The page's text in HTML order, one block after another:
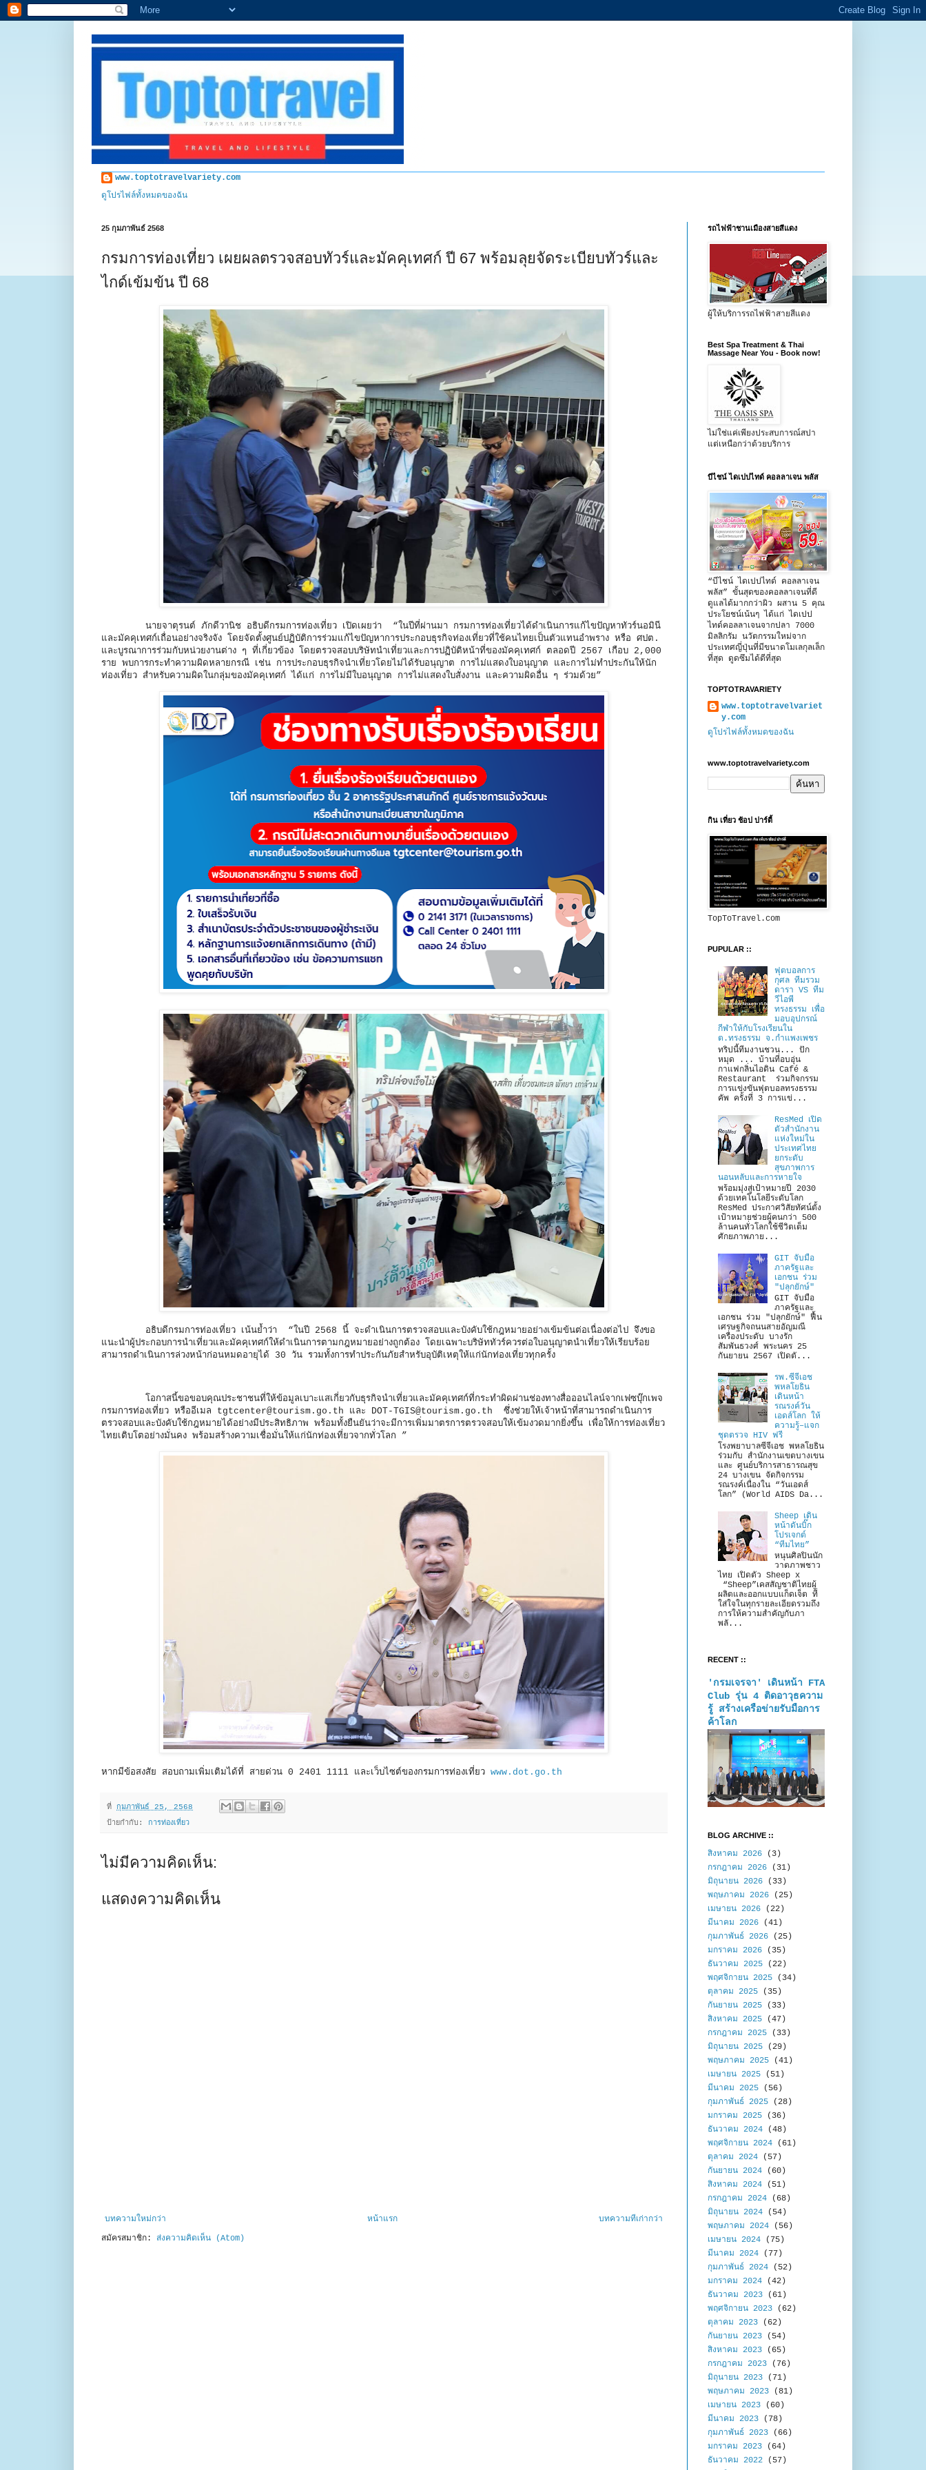
www.toptotravelvariety.com
ดูโปรไฟล์ทั้งหมดของฉัน
25 กุมภาพันธ์ 2568
กรมการท่องเที่ยว เผยผลตรวจสอบทัวร์และมัคคุเทศก์ ปี 67 พร้อมลุยจัดระเบียบทัวร์และ
ไกด์เข้มข้น ปี 68
นายจาตุรนต์ ภักดีวานิช อธิบดีกรมการท่องเที่ยว เปิดเผยว่า “ในปีที่ผ่านมา กรมการท่องเที่ยวได้ดำเนินการแก้ไขปัญหาทัวร์นอมินี
และมัคคุเทศก์เถื่อนอย่างจริงจัง โดยจัดตั้งศูนย์ปฏิบัติการร่วมแก้ไขปัญหาการประกอบธุรกิจท่องเที่ยวที่ใช้คนไทยเป็นตัวแทนอำพราง หรือ ศปต.
และบูรณาการร่วมกับหน่วยงานต่าง ๆ ที่เกี่ยวข้อง โดยตรวจสอบบริษัทนำเที่ยวและการปฏิบัติหน้าที่ของมัคคุเทศก์ ตลอดปี 2567 เกือบ 2,000
ราย พบการกระทำความผิดหลายกรณี เช่น การประกอบธุรกิจนำเที่ยวโดยไม่ได้รับอนุญาต การไม่แสดงใบอนุญาต และการไม่ทำประกันให้นัก
ท่องเที่ยว สำหรับความผิดในกลุ่มของมัคคุเทศก์ ได้แก่ การไม่มีใบอนุญาต การไม่แสดงใบสั่งงาน และความผิดอื่น ๆ ร่วมด้วย”
อธิบดีกรมการท่องเที่ยว เน้นย้ำว่า “ในปี 2568 นี้ จะดำเนินการตรวจสอบและบังคับใช้กฎหมายอย่างเข้มข้นต่อเนื่องต่อไป จึงขอ
แนะนำผู้ประกอบการนำเที่ยวและมัคคุเทศก์ให้ดำเนินการตามกฎหมายอย่างถูกต้อง โดยเฉพาะบริษัททัวร์ควรต่อใบอนุญาตนำเที่ยวให้เรียบร้อย
สามารถดำเนินการล่วงหน้าก่อนหมดอายุได้ 30 วัน รวมทั้งการทำประกันภัยสำหรับอุบัติเหตุให้แก่นักท่องเที่ยวทุกครั้ง
โอกาสนี้ขอขอบคุณประชาชนที่ให้ข้อมูลเบาะแสเกี่ยวกับธุรกิจนำเที่ยวและมัคคุเทศก์ที่กระทำผิดผ่านช่องทางสื่อออนไลน์จากเฟซบุ๊กเพจ
กรมการท่องเที่ยว หรืออีเมล tgtcenter@tourism.go.th และ DOT-TGIS@tourism.go.th ซึ่งช่วยให้เจ้าหน้าที่สามารถดำเนินการ
ตรวจสอบและบังคับใช้กฎหมายได้อย่างมีประสิทธิภาพ พร้อมทั้งยืนยันว่าจะมีการเพิ่มมาตรการตรวจสอบให้เข้มงวดมากยิ่งขึ้น เพื่อให้การท่องเที่ยว
ไทยเติบโตอย่างมั่นคง พร้อมสร้างความเชื่อมั่นให้แก่นักท่องเที่ยวจากทั่วโลก ”
หากมีข้อสงสัย สอบถามเพิ่มเติมได้ที่ สายด่วน 0 2401 1111 และเว็บไซต์ของกรมการท่องเที่ยว www.dot.go.th
ที่ กุมภาพันธ์ 25, 2568
ป้ายกำกับ: การท่องเที่ยว
ไม่มีความคิดเห็น:
แสดงความคิดเห็น
บทความใหม่กว่า บทความที่เก่ากว่า
หน้าแรก
สมัครสมาชิก: ส่งความคิดเห็น (Atom)
รถไฟฟ้าชานเมืองสายสีแดง
ผู้ให้บริการรถไฟฟ้าสายสีแดง
Best Spa Treatment & Thai
Massage Near You - Book now!
ไม่ใช่แค่เพียงประสบการณ์สปา
แต่เหนือกว่าด้วยบริการ
บีไชน์ ไดเปปไทด์ คอลลาเจน พลัส
“บีไชน์ ไดเปปไทด์ คอลลาเจน
พลัส” ขั้นสุดของคอลลาเจนที่ดี
ดูแลได้มากกว่าผิว ผสาน 5 คุณ
ประโยชน์เน้นๆ ได้แก่ ไดเปป
ไทด์คอลลาเจนจากปลา 7000
มิลลิกรัม นวัตกรรมใหม่จาก
ประเทศญี่ปุ่นที่มีขนาดโมเลกุลเล็ก
ที่สุด ดูดซึมได้ดีที่สุด
TOPTOTRAVARIETY
www.toptotravelvariet
y.com
ดูโปรไฟล์ทั้งหมดของฉัน
www.toptotravelvariety.com
กิน เที่ยว ช้อป ปาร์ตี้
TopToTravel.com
PUPULAR ::
ฟุตบอลการ
กุศล ทีมรวม
ดารา VS ทีม
วีไอพี
ทรงธรรม เพื่อ
มอบอุปกรณ์
กีฬาให้กับโรงเรียนใน
ต.ทรงธรรม จ.กำแพงเพชร
ทริปนี้ทีมงานชวน... ปัก
หมุด ... บ้านที่อบอุ่น
กาแฟกลิ่นไอดิน Café &
Restaurant ร่วมกิจกรรม
การแข่งขันฟุตบอลทรงธรรม
คัพ ครั้งที่ 3 การแข่...
ResMed เปิด
ตัวสำนักงาน
แห่งใหม่ใน
ประเทศไทย
ยกระดับ
สุขภาพการ
นอนหลับและการหายใจ
พร้อมมุ่งสู่เป้าหมายปี 2030
ด้วยเทคโนโลยีระดับโลก
ResMed ประกาศวิสัยทัศน์ตั้ง
เป้าหมายช่วยผู้คนกว่า 500
ล้านคนทั่วโลกใช้ชีวิตเต็ม
ศักยภาพภาย...
GIT จับมือ
ภาครัฐและ
เอกชน ร่วม
"ปลุกยักษ์"
GIT จับมือ
ภาครัฐและ
เอกชน ร่วม "ปลุกยักษ์" ฟื้น
เศรษฐกิจถนนสายอัญมณี
เครื่องประดับ บางรัก
สัมพันธวงศ์ พระนคร 25
กันยายน 2567 เปิดตั...
รพ.ซีจีเอช
พหลโยธิน
เดินหน้า
รณรงค์วัน
เอดส์โลก ให้
ความรู้–แจก
ชุดตรวจ HIV ฟรี
โรงพยาบาลซีจีเอช พหลโยธิน
ร่วมกับ สำนักงานเขตบางเขน
และ ศูนย์บริการสาธารณสุข
24 บางเขน จัดกิจกรรม
รณรงค์เนื่องใน “วันเอดส์
โลก” (World AIDS Da...
Sheep เดิน
หน้าดันบิ๊ก
โปรเจกต์
“ทีมไทย”
หนุนศิลปินนัก
วาดภาพชาว
ไทย เปิดตัว Sheep x
“Sheep”เคสสัญชาติไทยผู้
ผลิตและออกแบบแก็ดเจ็ต ที่
ใส่ใจในทุกรายละเอียดรวมถึง
การให้ความสำคัญกับภา
พลั...
RECENT ::
'กรมเจรจา' เดินหน้า FTA
Club รุ่น 4 ติดอาวุธความ
รู้ สร้างเครือข่ายรับมือการ
ค้าโลก
BLOG ARCHIVE ::
สิงหาคม 2026 (3)
กรกฎาคม 2026 (31)
มิถุนายน 2026 (33)
พฤษภาคม 2026 (25)
เมษายน 2026 (22)
มีนาคม 2026 (41)
กุมภาพันธ์ 2026 (25)
มกราคม 2026 (35)
ธันวาคม 2025 (22)
พฤศจิกายน 2025 (34)
ตุลาคม 2025 (35)
กันยายน 2025 (33)
สิงหาคม 2025 (47)
กรกฎาคม 2025 (33)
มิถุนายน 2025 (29)
พฤษภาคม 2025 (41)
เมษายน 2025 (51)
มีนาคม 2025 (56)
กุมภาพันธ์ 2025 (28)
มกราคม 2025 (36)
ธันวาคม 2024 (48)
พฤศจิกายน 2024 (61)
ตุลาคม 2024 (57)
กันยายน 2024 (60)
สิงหาคม 2024 (51)
กรกฎาคม 2024 (68)
มิถุนายน 2024 (54)
พฤษภาคม 2024 (56)
เมษายน 2024 (75)
มีนาคม 2024 (77)
กุมภาพันธ์ 2024 (52)
มกราคม 2024 (42)
ธันวาคม 2023 (61)
พฤศจิกายน 2023 (62)
ตุลาคม 2023 (62)
กันยายน 2023 (54)
สิงหาคม 2023 (65)
กรกฎาคม 2023 (76)
มิถุนายน 2023 (71)
พฤษภาคม 2023 (81)
เมษายน 2023 (60)
มีนาคม 2023 (78)
กุมภาพันธ์ 2023 (66)
มกราคม 2023 (64)
ธันวาคม 2022 (57)